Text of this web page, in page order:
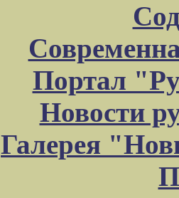
Портал
Новости
Галерея